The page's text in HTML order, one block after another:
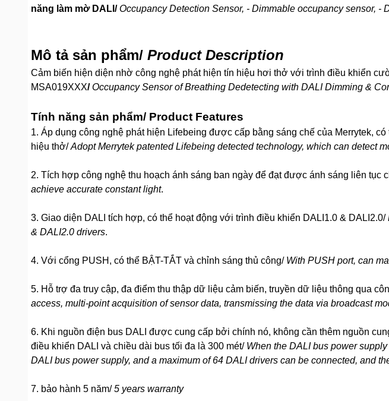
năng làm mờ DALI/Occupancy Detection Sensor, - Dimmable occupancy sensor, -
Mô tả sản phẩm/ Product Description
Cảm biến hiện diện nhờ công nghệ phát hiện tín hiệu hơi thở với trình điều khiển
MSA019XXX/Occupancy Sensor of Breathing Dedetecting with DALI Dimming &
Tính năng sản phẩm/ Product Features
1. Áp dụng công nghệ phát hiện Lifebeing được cấp bằng sáng chế của Merrytek,
hiệu thở/Adopt Merrytek patented Lifebeing detected technology, which can detect
2. Tích hợp công nghệ thu hoạch ánh sáng ban ngày để đạt được ánh sáng liên tục
achieve accurate constant light.
3. Giao diện DALI tích hợp, có thể hoạt động với trình điều khiển DALI1.0 & DALI2.0/
& DALI2.0 drivers.
4. Với cổng PUSH, có thể BẬT-TẮT và chỉnh sáng thủ công/ With PUSH port, can
5. Hỗ trợ đa truy cập, đa điểm thu thập dữ liệu cảm biến, truyền dữ liệu thông qua
access, multi-point acquisition of sensor data, transmissing the data via broadcast
6. Khi nguồn điện bus DALI được cung cấp bởi chính nó, không cần thêm nguồn
điều khiển DALI và chiều dài bus tối đa là 300 mét/ When the DALI bus power
DALI bus power supply, and a maximum of 64 DALI drivers can be connected, and
7. bảo hành 5 năm/5 years warranty